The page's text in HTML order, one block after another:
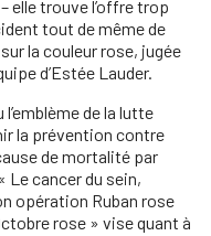
elle trouve l’offre trop
tout de même de
la couleur rose, jugée
d’Estée Lauder.
de la lutte
la prévention contre
de mortalité par
Le cancer du sein,
opération Ruban rose
rose » vise quant à